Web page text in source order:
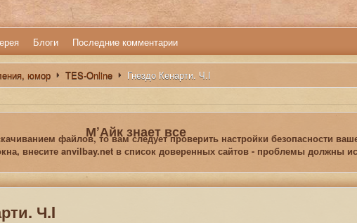
Блоги Последние комментарии
юмор TES-Online Гнездо Кенарти. Ч.I
М’Айк знает все
файлов, то вам следует проверить настройки безопасности
внесите anvilbay.net в список доверенных сайтов - проблемы должны
Ч.I